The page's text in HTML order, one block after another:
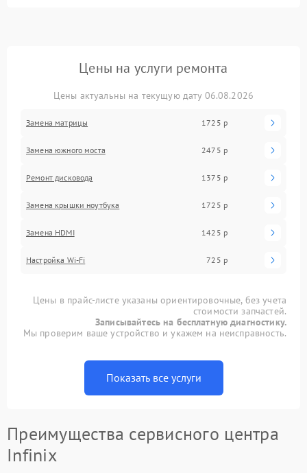
Цены на услуги ремонта
Цены актуальны на текущую дату 06.08.2026
Замена матрицы 1725 р
Замена южного моста 2475 р
Ремонт дисковода 1375 р
Замена крышки ноутбука 1725 р
Замена HDMI 1425 р
Настройка Wi-Fi 725 р
Цены в прайс-листе указаны ориентировочные, без учета
стоимости запчастей.
Записывайтесь на бесплатную диагностику.
Мы проверим ваше устройство и укажем на неисправность.
Показать все услуги
Преимущества сервисного центра
Infinix